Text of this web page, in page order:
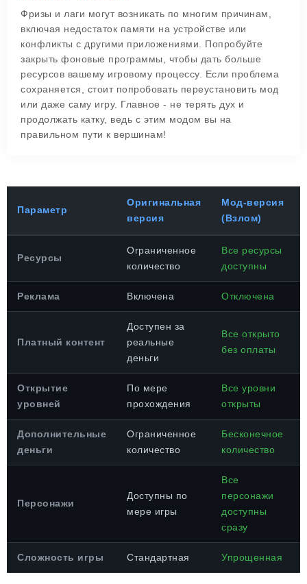
Фризы и лаги могут возникать по многим причинам,
включая недостаток памяти на устройстве или
конфликты с другими приложениями. Попробуйте
закрыть фоновые программы, чтобы дать больше
ресурсов вашему игровому процессу. Если проблема
сохраняется, стоит попробовать переустановить мод
или даже саму игру. Главное - не терять дух и
продолжать катку, ведь с этим модом вы на
правильном пути к вершинам!
Параметр
Оригинальная
версия
Мод-версия
(Взлом)
Ресурсы
Ограниченное
количество
Все ресурсы
доступны
Реклама Включена Отключена
Платный контент
Доступен за
реальные
деньги
Все открыто
без оплаты
Открытие
уровней
По мере
прохождения
Все уровни
открыты
Дополнительные
деньги
Ограниченное
количество
Бесконечное
количество
Персонажи
Доступны по
мере игры
Все
персонажи
доступны
сразу
Сложность игры Стандартная Упрощенная